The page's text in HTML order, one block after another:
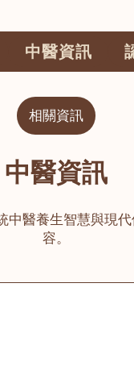
中醫資訊
相關資訊
中醫資訊
醫養生智慧與現
容。